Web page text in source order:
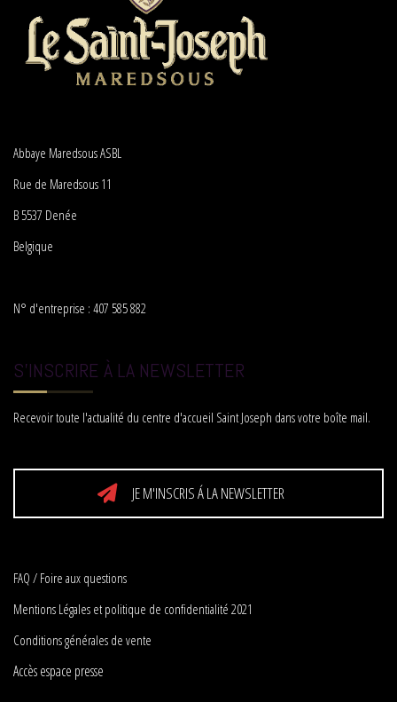
Abbaye Maredsous ASBL
Rue de Maredsous 11
B 5537 Denée
Belgique
N° d'entreprise : 407 585 882
S'INSCRIRE À LA NEWSLETTER
Recevoir toute l'actualité du centre d'accueil Saint Joseph dans votre boîte mail.
JE M'INSCRIS Á LA NEWSLETTER
FAQ / Foire aux questions
Mentions Légales et politique de confidentialité 2021
Conditions générales de vente
Accès espace presse